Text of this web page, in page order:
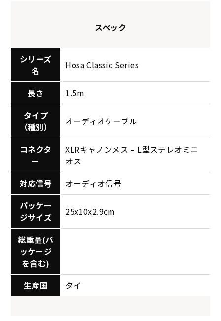
スペック
シリーズ
名
Hosa Classic Series
長さ
1.5m
タイプ
（種別）
オーディオケーブル
コネクタ
ー
XLRキャノンメス – L型ステレオミニ
オス
対応信号
オーディオ信号
パッケー
ジサイズ
25x10x2.9cm
総重量(パ
ッケージ
を含む)
生産国
タイ